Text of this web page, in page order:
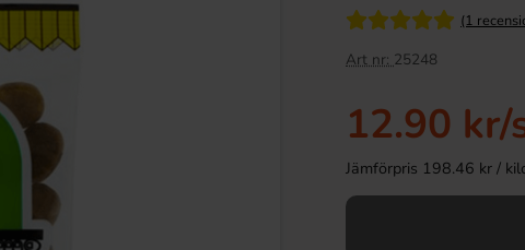
(1
Art nr: 25248
12.90 kr/
Jämförpris 198.46 kr /